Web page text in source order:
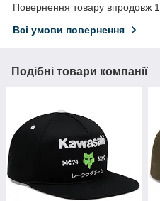
Повернення товару впродовж
Всі умови повернення
Подібні товари компанії